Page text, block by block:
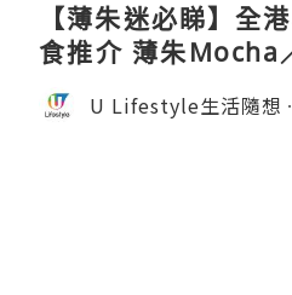
【薄朱迷必睇】全
食推介 薄朱Mocha
卷／Donki銅鑼燒
U Lifestyle生活隨想